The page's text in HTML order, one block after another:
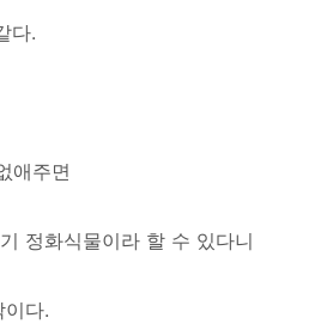
다.
애주면
정화식물이라 할 수 있다니
다.